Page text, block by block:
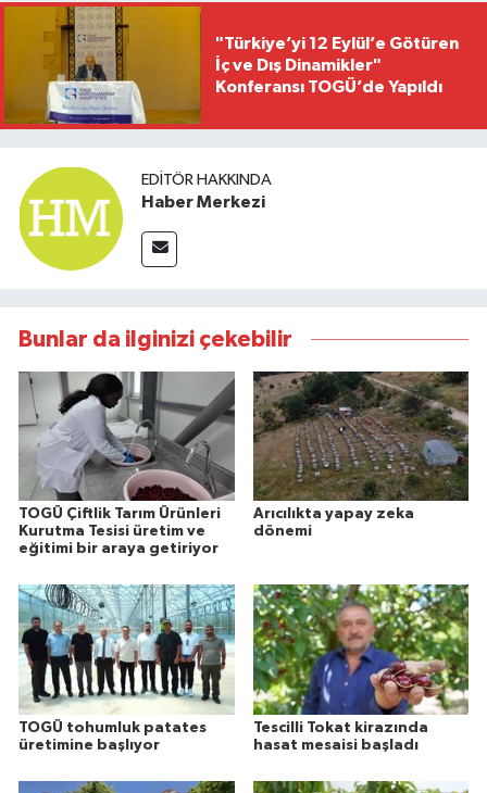
"Türkiye’yi 12 Eylül’e Götüren
İç ve Dış Dinamikler"
Konferansı TOGÜ’de Yapıldı
EDITÖR HAKKINDA
Haber Merkezi
Bunlar da ilginizi çekebilir
TOGÜ Çiftlik Tarım Ürünleri
Kurutma Tesisi üretim ve
eğitimi bir araya getiriyor
Arıcılıkta yapay zeka
dönemi
TOGÜ tohumluk patates
üretimine başlıyor
Tescilli Tokat kirazında
hasat mesaisi başladı